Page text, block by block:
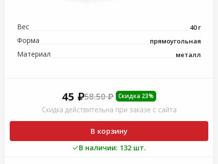
Вес 40 г
Форма прямоугольная
Материал металл
45 ₽58.50 ₽ Скидка 23%
Скидка действительна при заказе с сайта
В корзину
В наличии: 132 шт.